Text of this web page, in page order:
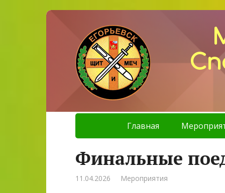
Главная
Финальные
11.04.2026 Мероприятия